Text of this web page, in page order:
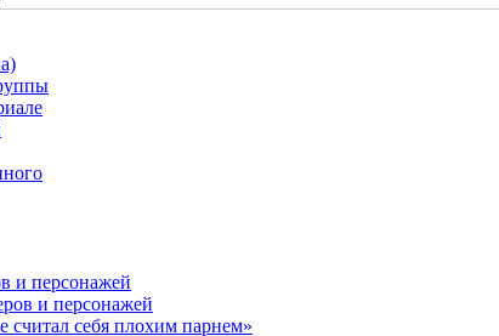
и персонажей
и персонажей
себя плохим парнем»